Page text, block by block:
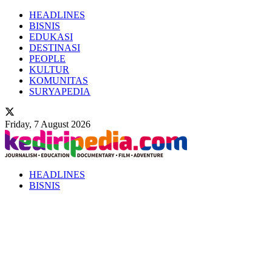
HEADLINES
BISNIS
EDUKASI
DESTINASI
PEOPLE
KULTUR
KOMUNITAS
SURYAPEDIA
Friday, 7 August 2026
HEADLINES
BISNIS